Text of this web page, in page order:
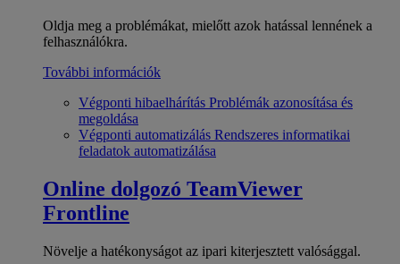
Oldja meg a problémákat, mielőtt azok hatással lennének a
felhasználókra.
További információk
Végponti hibaelhárítás Problémák azonosítása és
megoldása
Végponti automatizálás Rendszeres informatikai
feladatok automatizálása
Online dolgozó TeamViewer
Frontline
Növelje a hatékonyságot az ipari kiterjesztett valósággal.